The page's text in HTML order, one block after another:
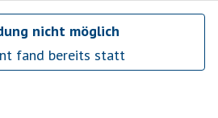
nicht möglich
fand bereits statt